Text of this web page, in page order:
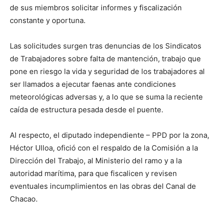
de sus miembros solicitar informes y fiscalización
constante y oportuna.
Las solicitudes surgen tras denuncias de los Sindicatos
de Trabajadores sobre falta de mantención, trabajo que
pone en riesgo la vida y seguridad de los trabajadores al
ser llamados a ejecutar faenas ante condiciones
meteorológicas adversas y, a lo que se suma la reciente
caída de estructura pesada desde el puente.
Al respecto, el diputado independiente – PPD por la zona,
Héctor Ulloa, ofició con el respaldo de la Comisión a la
Dirección del Trabajo, al Ministerio del ramo y a la
autoridad marítima, para que fiscalicen y revisen
eventuales incumplimientos en las obras del Canal de
Chacao.